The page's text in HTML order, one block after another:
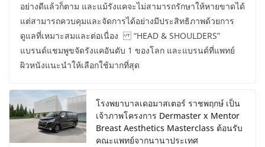
อย่างดีแล้วก็ตาม และแม้รังแคจะไม่สามารถรักษาให้หายขาดได้
แต่สามารถควบคุมและจัดการได้อย่างมีประสิทธิภาพด้วยการ
ดูแลที่เหมาะสมและต่อเนื่อง “HEAD & SHOULDERS”
แบรนด์แชมพูขจัดรังแคอันดับ 1 ของโลก และแบรนด์ที่แพทย์
ผิวหนังแนะนำให้เลือกใช้มากที่สุด
โรงพยาบาลเดอมาสเตอร์ ราชพฤกษ์ เป็น
เจ้าภาพโครงการ Dermaster x Mentor
Breast Aesthetics Masterclass ต้อนรับ
คณะแพทย์จากนานาประเทศ